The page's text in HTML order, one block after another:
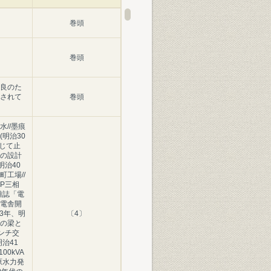
巻頭
巻頭
のた
れて
巻頭
//墨痕
明治30
て止
設計
治40
工場//
三相
誌「電
舎開
年、明
梁と
チ交
治41
水力発
〔4〕